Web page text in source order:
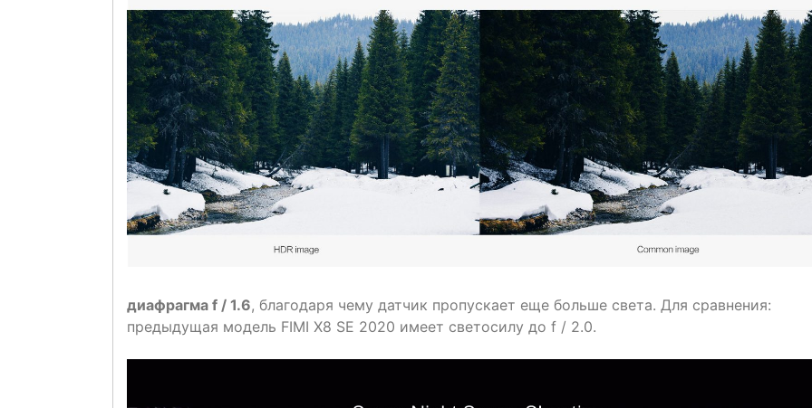
диафрагма f / 1.6, благодаря чему датчик пропускает еще больше света. Для сравнения:
предыдущая модель FIMI X8 SE 2020 имеет светосилу до f / 2.0.